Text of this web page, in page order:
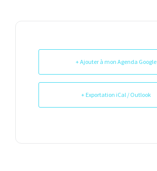
+ Ajouter à mon Agenda Google
+ Exportation iCal / Outlook